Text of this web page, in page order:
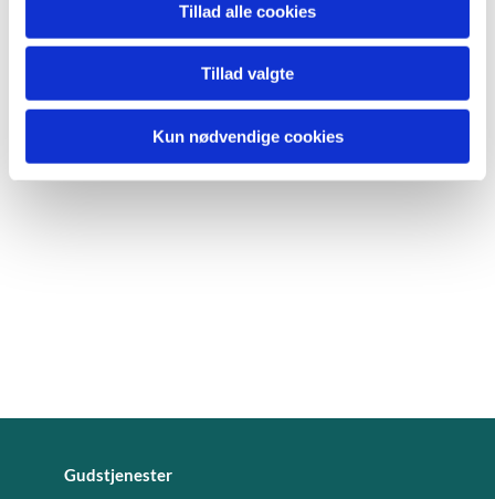
Tillad alle cookies
Tillad valgte
Kun nødvendige cookies
Gudstjenester